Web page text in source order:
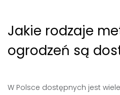
Jakie rodzaje
ogrodzeń są
W Polsce dostępnych jest